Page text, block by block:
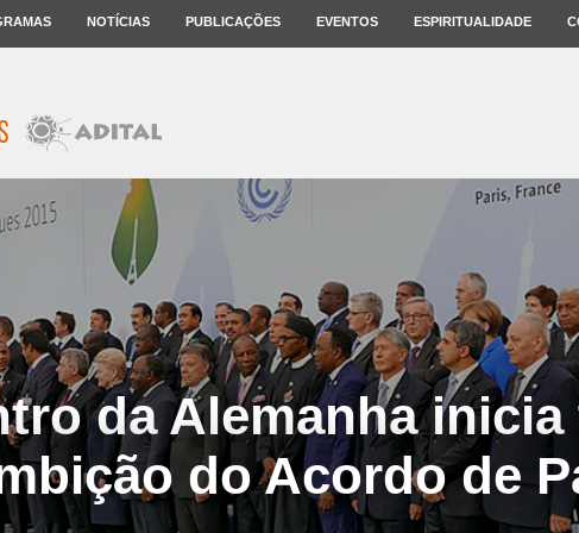
NOTÍCIAS PUBLICAÇÕES EVENTOS ESPIRITUALIDADE
da Alemanha inicia
do Acordo de